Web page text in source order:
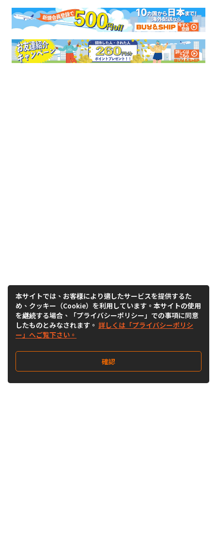
本サイトでは、お客様により適したサービスを提供するた
め、クッキー（Cookie）を利用しています。本サイトの使用
を継続する場合、「プライバシーポリシー」での事項に同意
したものとみなされます。 詳しくは「プライバシーポリシ
ー」へご覧下さい。
確認